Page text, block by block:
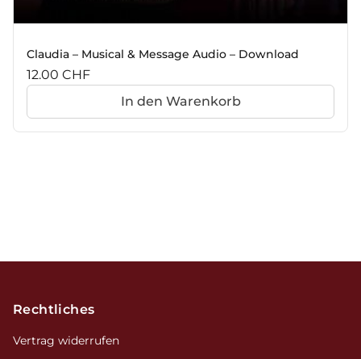
Claudia – Musical & Message Audio – Download
12.00 CHF
In den Warenkorb
Rechtliches
Vertrag widerrufen